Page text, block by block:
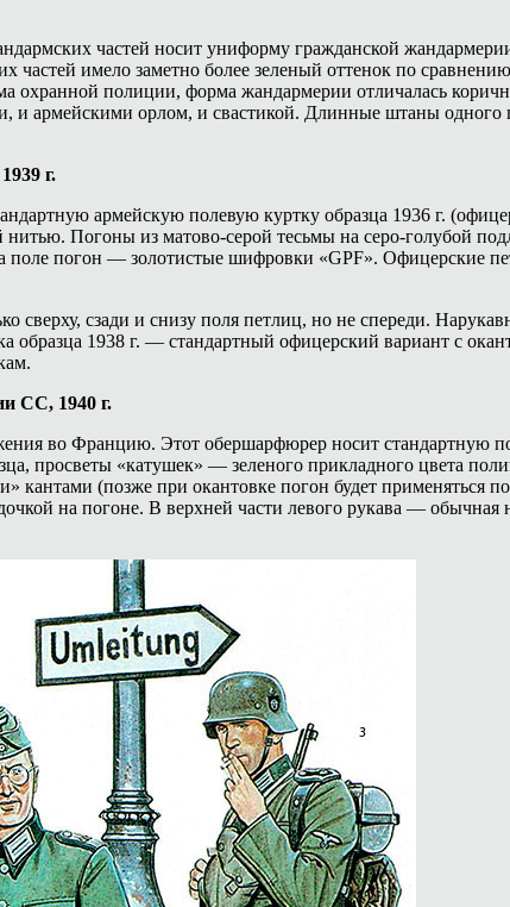
частей носит униформу гражданской
частей имело заметно более зеленый оттенок по
охранной полиции, форма жандармерии отличалась
и армейскими орлом, и свастикой. Длинные штаны
г.
армейскую полевую куртку образца 1936 г.
Погоны из матово-серой тесьмы на серо-голубой
погон — золотистые шифровки «GPF». Офицерские
сверху, сзади и снизу поля петлиц, но не спереди.
образца 1938 г. — стандартный офицерский вариант с
СС, 1940 г.
во Францию. Этот обершарфюрер носит стандартную
просветы «катушек» — зеленого прикладного цвета
кантами (позже при окантовке погон будет применяться
на погоне. В верхней части левого рукава —